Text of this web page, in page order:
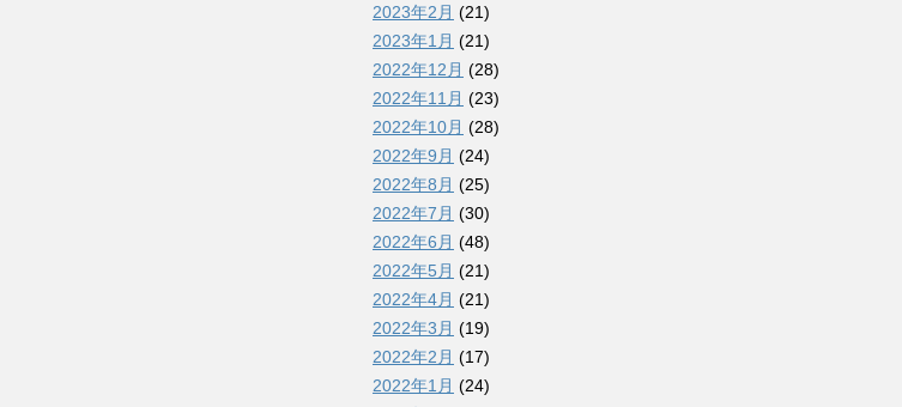
2023年2月 (21)
2023年1月 (21)
2022年12月 (28)
2022年11月 (23)
2022年10月 (28)
2022年9月 (24)
2022年8月 (25)
2022年7月 (30)
2022年6月 (48)
2022年5月 (21)
2022年4月 (21)
2022年3月 (19)
2022年2月 (17)
2022年1月 (24)